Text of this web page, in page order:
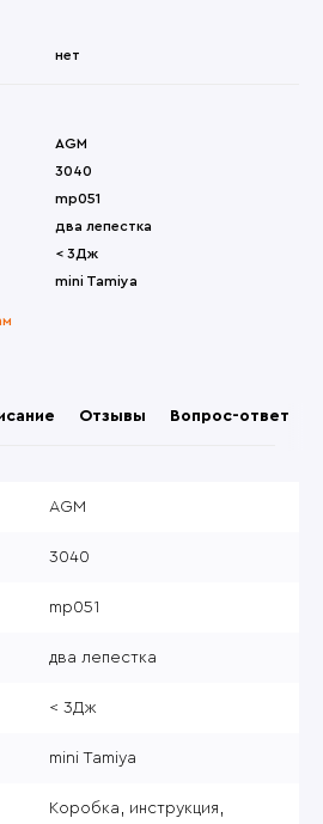
нет
AGM
3040
mp051
два лепестка
< 3Дж
mini Tamiya
Отзывы Вопрос-ответ
AGM
3040
mp051
два лепестка
< 3Дж
mini Tamiya
Коробка, инструкция,